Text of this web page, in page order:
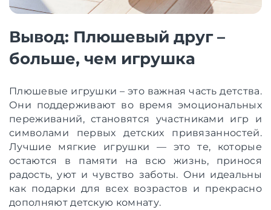
Вывод: Плюшевый друг –
больше, чем игрушка
Плюшевые игрушки – это важная часть детства.
Они поддерживают во время эмоциональных
переживаний, становятся участниками игр и
символами первых детских привязанностей.
Лучшие мягкие игрушки — это те, которые
остаются в памяти на всю жизнь, принося
радость, уют и чувство заботы. Они идеальны
как подарки для всех возрастов и прекрасно
дополняют детскую комнату.